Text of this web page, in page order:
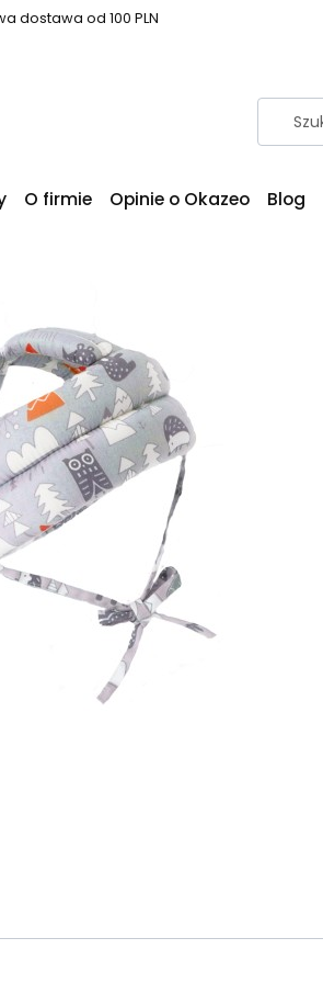
dostawa od 100 PLN
O firmie Opinie o Okazeo Blog